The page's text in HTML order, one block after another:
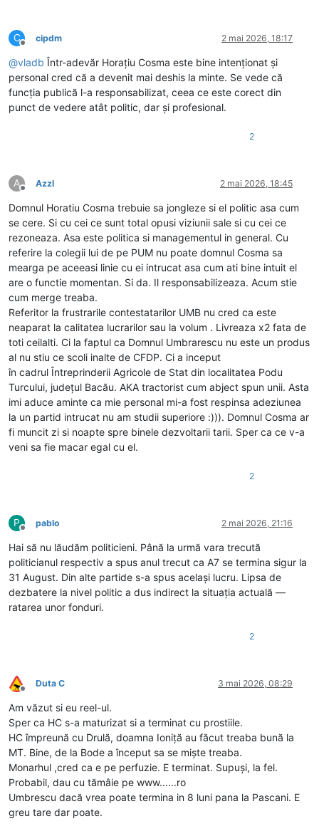
C
Deconectat
cipdm 2 mai 2026, 18:17
@vladb Într-adevăr Horațiu Cosma este bine intenționat și
personal cred că a devenit mai deshis la minte. Se vede că
funcția publică l-a responsabilizat, ceea ce este corect din
punct de vedere atât politic, dar și profesional.
2
A
Deconectat
Azzl 2 mai 2026, 18:45
Domnul Horatiu Cosma trebuie sa jongleze si el politic asa cum
se cere. Si cu cei ce sunt total opusi viziunii sale si cu cei ce
rezoneaza. Asa este politica si managementul in general. Cu
referire la colegii lui de pe PUM nu poate domnul Cosma sa
mearga pe aceeasi linie cu ei intrucat asa cum ati bine intuit el
are o functie momentan. Si da. Il responsabilizeaza. Acum stie
cum merge treaba.
Referitor la frustrarile contestatarilor UMB nu cred ca este
neaparat la calitatea lucrarilor sau la volum . Livreaza x2 fata de
toti ceilalti. Ci la faptul ca Domnul Umbrarescu nu este un produs
al nu stiu ce scoli inalte de CFDP. Ci a inceput
în cadrul Întreprinderii Agricole de Stat din localitatea Podu
Turcului, județul Bacău. AKA tractorist cum abject spun unii. Asta
imi aduce aminte ca mie personal mi-a fost respinsa adeziunea
la un partid intrucat nu am studii superiore :))). Domnul Cosma ar
fi muncit zi si noapte spre binele dezvoltarii tarii. Sper ca ce v-a
veni sa fie macar egal cu el.
2
P
Deconectat
pablo 2 mai 2026, 21:16
Hai să nu lăudăm politicieni. Până la urmă vara trecută
politicianul respectiv a spus anul trecut ca A7 se termina sigur la
31 August. Din alte partide s-a spus același lucru. Lipsa de
dezbatere la nivel politic a dus indirect la situația actuală —
ratarea unor fonduri.
2
Deconectat
Duta C 3 mai 2026, 08:29
Am văzut si eu reel-ul.
Sper ca HC s-a maturizat si a terminat cu prostiile.
HC împreună cu Drulă, doamna Ioniță au făcut treaba bună la
MT. Bine, de la Bode a început sa se miște treaba.
Monarhul ,cred ca e pe perfuzie. E terminat. Supuși, la fel.
Probabil, dau cu tămâie pe www......ro
Umbrescu dacă vrea poate termina in 8 luni pana la Pascani. E
greu tare dar poate.